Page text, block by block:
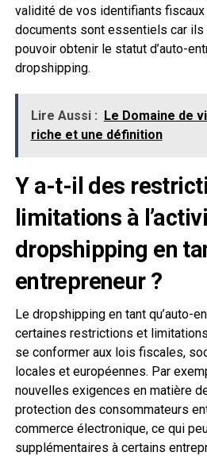
validité de vos identifiants fiscaux
documents sont essentiels car
pouvoir obtenir le statut d’auto-
dropshipping.
Lire Aussi : Le Domaine de
riche et une définition
Y a-t-il des
limitations à
dropshipping en
entrepreneur ?
Le dropshipping en tant qu’auto-
certaines restrictions et
se conformer aux lois fiscales,
locales et européennes. Par
nouvelles exigences en matière
protection des consommateurs
commerce électronique, ce qui
supplémentaires à certains